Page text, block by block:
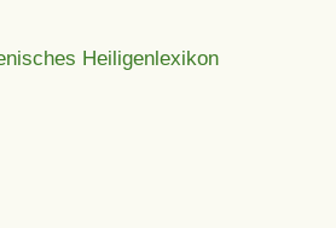
Heiligenlexikon